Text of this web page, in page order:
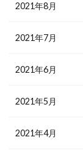
2021年8月
2021年7月
2021年6月
2021年5月
2021年4月